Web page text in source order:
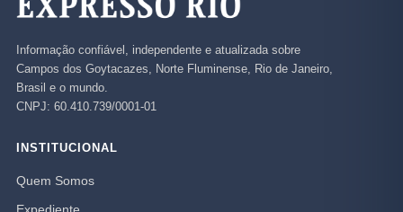
Informação confiável, independente e atualizada sobre
Campos dos Goytacazes, Norte Fluminense, Rio de Janeiro,
Brasil e o mundo.
CNPJ: 60.410.739/0001-01
INSTITUCIONAL
Quem Somos
Expediente